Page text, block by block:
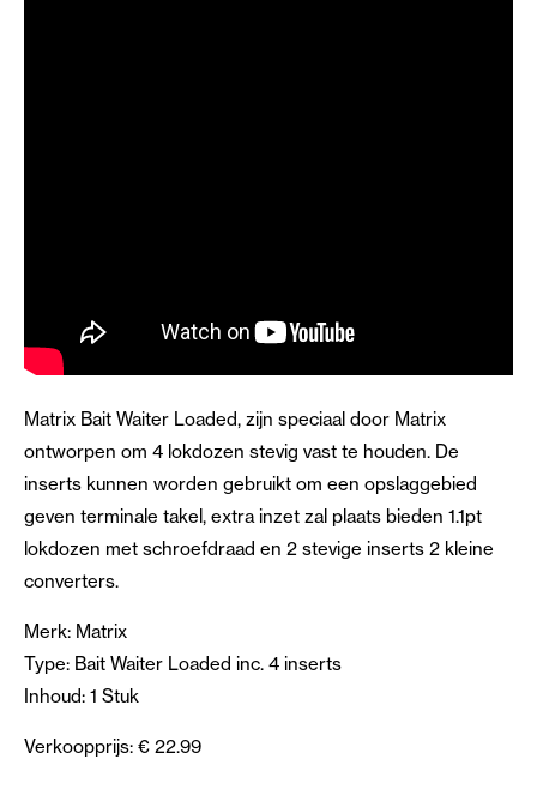
Matrix Bait Waiter Loaded, zijn speciaal door Matrix
ontworpen om 4 lokdozen stevig vast te houden. De
inserts kunnen worden gebruikt om een opslaggebied
geven terminale takel, extra inzet zal plaats bieden 1.1pt
lokdozen met schroefdraad en 2 stevige inserts 2 kleine
converters.
Merk: Matrix
Type: Bait Waiter Loaded inc. 4 inserts
Inhoud: 1 Stuk
Verkoopprijs: € 22.99